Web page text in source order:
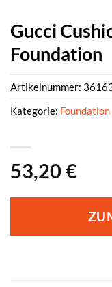
Gucci
Foundation
53,20 €
Artikelnummer:
Kategorie: Foundation